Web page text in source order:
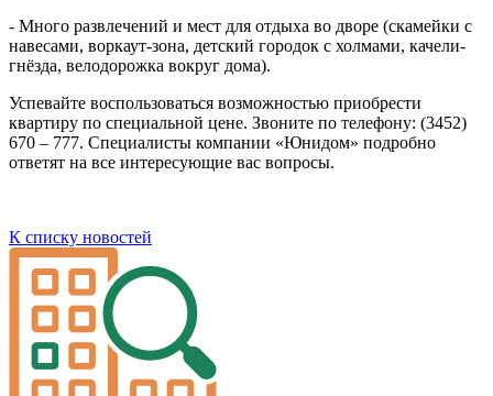
- Много развлечений и мест для отдыха во дворе (скамейки с
навесами, воркаут-зона, детский городок с холмами, качели-
гнёзда, велодорожка вокруг дома).
Успевайте воспользоваться возможностью приобрести
квартиру по специальной цене. Звоните по телефону: (3452)
670 – 777. Специалисты компании «Юнидом» подробно
ответят на все интересующие вас вопросы.
К списку новостей